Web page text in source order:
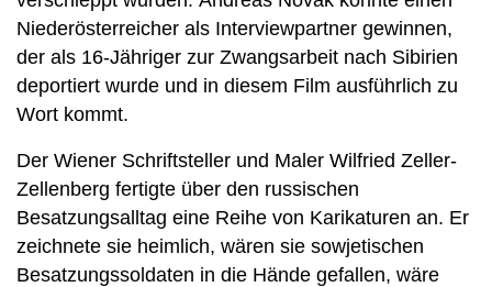
Niederösterreicher als Interviewpartner gewinnen,
der als 16-Jähriger zur Zwangsarbeit nach Sibirien
deportiert wurde und in diesem Film ausführlich zu
Wort kommt.
Der Wiener Schriftsteller und Maler Wilfried Zeller-
Zellenberg fertigte über den russischen
Besatzungsalltag eine Reihe von Karikaturen an. Er
zeichnete sie heimlich, wären sie sowjetischen
Besatzungssoldaten in die Hände gefallen, wäre